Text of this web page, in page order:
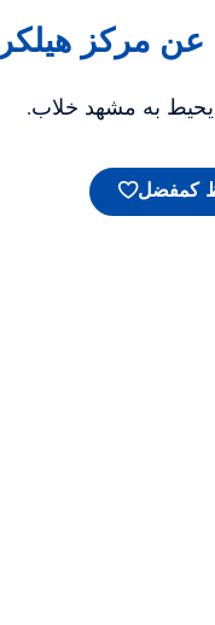
عن مركز
به مشهد خلاب.
كمفضل